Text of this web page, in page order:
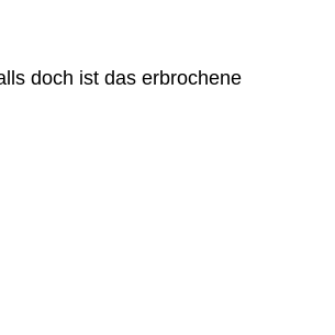
doch ist das erbrochene